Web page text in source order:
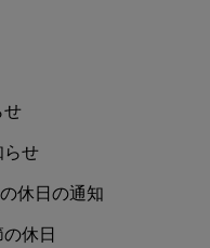
せ
せ
休日の通知
休日